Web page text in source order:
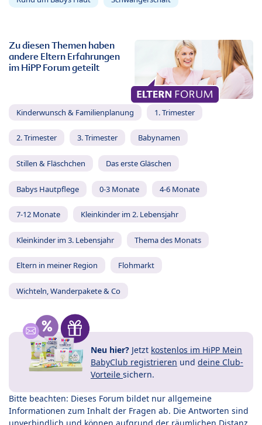
Zu diesen Themen haben
andere Eltern Erfahrungen
im HiPP Forum geteilt
Kinderwunsch & Familienplanung 1. Trimester
2. Trimester 3. Trimester Babynamen
Stillen & Fläschchen Das erste Gläschen
Babys Hautpflege 0-3 Monate 4-6 Monate
7-12 Monate Kleinkinder im 2. Lebensjahr
Kleinkinder im 3. Lebensjahr Thema des Monats
Eltern in meiner Region Flohmarkt
Wichteln, Wanderpakete & Co
Neu hier? Jetzt kostenlos im HiPP Mein
BabyClub registrieren und deine Club-
Vorteile sichern.
Bitte beachten: Dieses Forum bildet nur allgemeine
Informationen zum Inhalt der Fragen ab. Die Antworten sind
unverbindlich und können aufgrund der räumlichen Distanz